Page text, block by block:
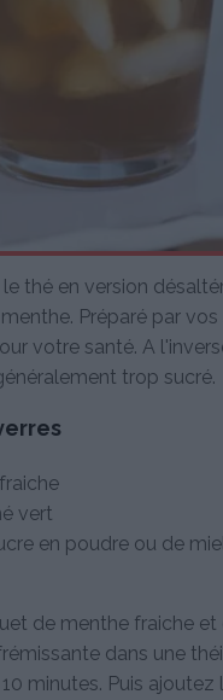
thé en version
Préparé par
votre santé. A
trop sucré.
vert
en poudre ou de
de menthe fraiche
dans une
minutes. Puis